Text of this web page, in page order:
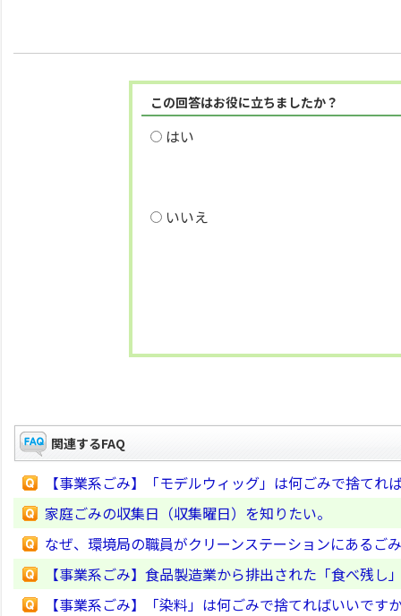
この回答はお役に立ちましたか？
はい
いいえ
関連するFAQ
【事業系ごみ】「モデルウィッグ」は何ごみで捨てれ
家庭ごみの収集日（収集曜日）を知りたい。
なぜ、環境局の職員がクリーンステーションにあるご
【事業系ごみ】食品製造業から排出された「食べ残
【事業系ごみ】「染料」は何ごみで捨てればいいです